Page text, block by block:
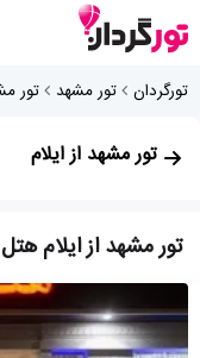
تورگردان تور مشهد تور
تور مشهد از ایلام
تور مشهد از ایلام هتل